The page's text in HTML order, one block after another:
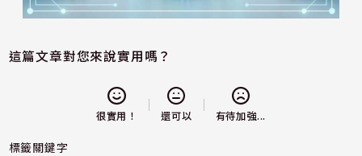
這篇文章對您來說實用嗎？
很實用！ 還可以 有待加強...
標籤關鍵字